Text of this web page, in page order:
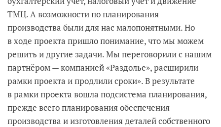
ТМЦ. А возможности по планирования
производства были для нас малопонятными. Но
в ходе проекта пришло понимание, что мы можем
решить и другие задачи. Мы переговорили с нашим
партнёром — компанией «Раздолье», расширили
рамки проекта и продлили сроки». В результате
в рамки проекта вошла подсистема планирования,
прежде всего планирования обеспечения
производства и изготовления деталей собственного